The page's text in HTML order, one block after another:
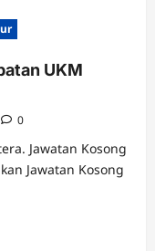
UKM
0
Jawatan Kosong
Jawatan Kosong